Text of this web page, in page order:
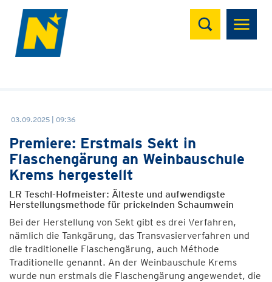
Suchen
03.09.2025 | 09:36
Premiere: Erstmals Sekt in
Flaschengärung an Weinbauschule
Krems hergestellt
LR Teschl-Hofmeister: Älteste und aufwendigste
Herstellungsmethode für prickelnden Schaumwein
Bei der Herstellung von Sekt gibt es drei Verfahren,
nämlich die Tankgärung, das Transvasierverfahren und
die traditionelle Flaschengärung, auch Méthode
Traditionelle genannt. An der Weinbauschule Krems
wurde nun erstmals die Flaschengärung angewendet, die